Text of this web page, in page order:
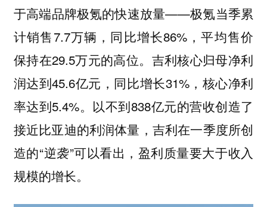
于高端品牌极氪的快速放量——极氪当季累
计销售7.7万辆，同比增长86%，平均售价
保持在29.5万元的高位。吉利核心归母净利
润达到45.6亿元，同比增长31%，核心净利
率达到5.4%。以不到838亿元的营收创造了
接近比亚迪的利润体量，吉利在一季度所创
造的“逆袭”可以看出，盈利质量要大于收入
规模的增长。